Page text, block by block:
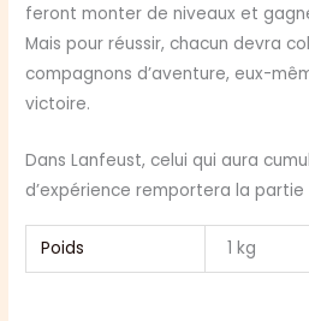
feront monter de niveaux et
Mais pour réussir, chacun devra
compagnons d’aventure, eux-
victoire.
Dans Lanfeust, celui qui aura
d’expérience remportera la partie
Poids 1 kg